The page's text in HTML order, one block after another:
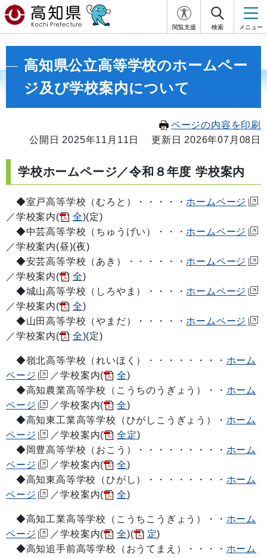
閲覧支援 検索 メニュー
高知県公立高等学校のホームペー
ジ及び学校案内について
ページの内容を印刷
公開日 2025年11月11日
更新日 2026年07月08日
学校ホームページ／令和８年度 学校案内
◆室戸高等学校（むろと）・・・・・ ホームページ
／学校案内(
全)(定)
◆中芸高等学校（ちゅうげい）・・・ ホームページ
／学校案内(昼)(夜)
◆安芸高等学校（あき）・・・・・・ ホームページ
／学校案内(
全)
◆城山高等学校（しろやま）・・・・ ホームページ
／学校案内(
全)
◆山田高等学校（やまだ）・・・・・ ホームページ
／学校案内(
全)(定)
◆嶺北高等学校（れいほく）・・・・・・・・ ホーム
ページ
／学校案内( 全)
◆高知農業高等学校（こうちのうぎょう）・・ ホーム
ページ
／学校案内( 全)
◆高知東工業高等学校（ひがしこうぎょう）・ ホーム
ページ
／学校案内( 全定)
◆岡豊高等学校（おこう）・・・・・・・・・ ホーム
ページ
／学校案内( 全)
◆高知東高等学校（ひがし）・・・・・・・・ ホーム
ページ
／学校案内( 全)
◆高知工業高等学校（こうちこうぎょう）・・ ホーム
ページ
／学校案内( 全)( 定)
◆高知追手前高等学校（おうてまえ）・・・・ ホーム